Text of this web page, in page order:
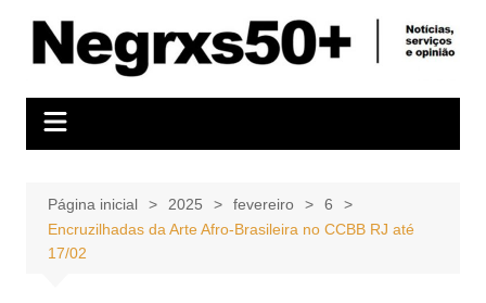
conteúdo
Página inicial 2025 fevereiro
6
Encruzilhadas da Arte Afro-Brasileira no CCBB RJ até
17/02